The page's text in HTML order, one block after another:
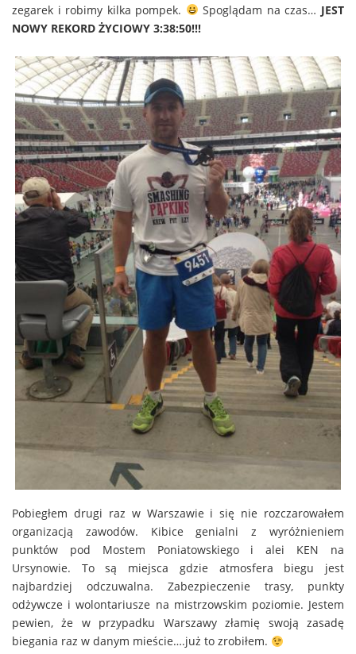
zegarek i robimy kilka pompek.
Spoglądam na czas… JEST
NOWY REKORD ŻYCIOWY 3:38:50!!!
Pobiegłem drugi raz w Warszawie i się nie rozczarowałem
organizacją zawodów. Kibice genialni z wyróżnieniem
punktów pod Mostem Poniatowskiego i alei KEN na
Ursynowie. To są miejsca gdzie atmosfera biegu jest
najbardziej odczuwalna. Zabezpieczenie trasy, punkty
odżywcze i wolontariusze na mistrzowskim poziomie. Jestem
pewien, że w przypadku Warszawy złamię swoją zasadę
biegania raz w danym mieście….już to zrobiłem.